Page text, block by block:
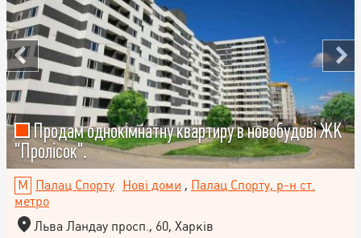
Продам однокімнатну квартиру в новобудові ЖК
"Пролісок".
Палац Спорту Нові доми , Палац Спорту, р-н ст.
метро
Льва Ландау просп., 60, Харків